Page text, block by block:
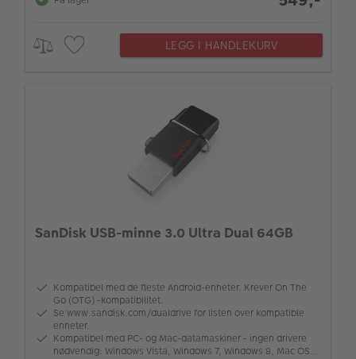
LEGG I HANDLEKURV
SanDisk USB-minne 3.0 Ultra Dual 64GB
Kompatibel med de fleste Android-enheter. Krever On The
Go (OTG) -kompatibilitet.
Se www.sandisk.com/dualdrive for listen over kompatible
enheter.
Kompatibel med PC- og Mac-datamaskiner - ingen drivere
nødvendig: Windows Vista, Windows 7, Windows 8, Mac OS